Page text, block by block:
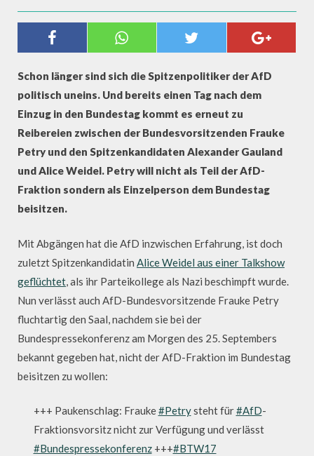
AFD: EINZUG IN DEN BUNDESTAG,
ABER OHNE PETRY
Schon länger sind sich die Spitzenpolitiker der AfD
politisch uneins. Und bereits einen Tag nach dem
Einzug in den Bundestag kommt es erneut zu
Reibereien zwischen der Bundesvorsitzenden Frauke
Petry und den Spitzenkandidaten Alexander Gauland
und Alice Weidel. Petry will nicht als Teil der AfD-
Fraktion sondern als Einzelperson dem Bundestag
beisitzen.
Mit Abgängen hat die AfD inzwischen Erfahrung, ist doch
zuletzt Spitzenkandidatin Alice Weidel aus einer Talkshow
geflüchtet, als ihr Parteikollege als Nazi beschimpft wurde.
Nun verlässt auch AfD-Bundesvorsitzende Frauke Petry
fluchtartig den Saal, nachdem sie bei der
Bundespressekonferenz am Morgen des 25. Septembers
bekannt gegeben hat, nicht der AfD-Fraktion im Bundestag
beisitzen zu wollen:
+++ Paukenschlag: Frauke#Petrysteht für#AfD-
Fraktionsvorsitz nicht zur Verfügung und verlässt
#Bundespressekonferenz+++#BTW17